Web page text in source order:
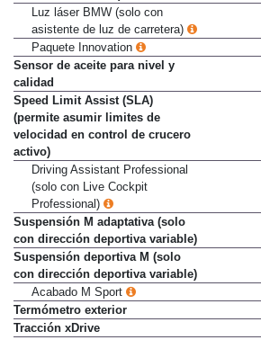
deslumbramientos)
Luz láser BMW (solo con
asistente de luz de carretera)
Paquete Innovation
Sensor de aceite para nivel y
calidad
Speed Limit Assist (SLA)
(permite asumir limites de
velocidad en control de crucero
activo)
Driving Assistant Professional
(solo con Live Cockpit
Professional)
Suspensión M adaptativa (solo
con dirección deportiva variable)
Suspensión deportiva M (solo
con dirección deportiva variable)
Acabado M Sport
Termómetro exterior